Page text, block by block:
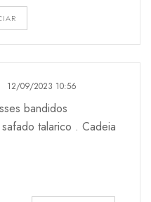
12/09/2023 10:56
bandidos
talarico . Cadeia